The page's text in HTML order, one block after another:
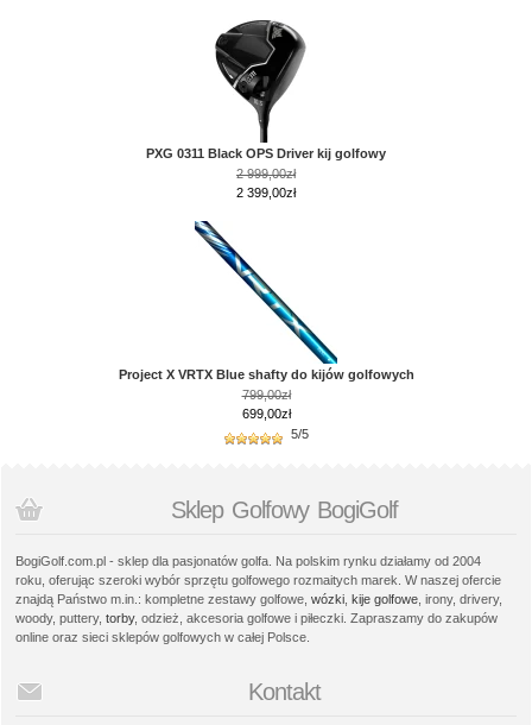
PXG 0311 Black OPS Driver kij golfowy
2 999,00zł
2 399,00zł
Project X VRTX Blue shafty do kijów golfowych
799,00zł
699,00zł
5/5
Sklep Golfowy BogiGolf
BogiGolf.com.pl - sklep dla pasjonatów golfa. Na polskim rynku działamy od 2004
roku, oferując szeroki wybór sprzętu golfowego rozmaitych marek. W naszej ofercie
znajdą Państwo m.in.: kompletne zestawy golfowe, wózki kije golfowe , irony, drivery,
woody, puttery, torby, odzież, akcesoria golfowe i piłeczki. Zapraszamy do zakupów
online oraz sieci sklepów golfowych w całej Polsce.
Kontakt